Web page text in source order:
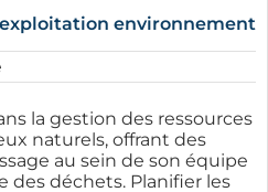
environnement
la gestion des ressources
naturels, offrant des
au sein de son équipe
déchets. Planifier les